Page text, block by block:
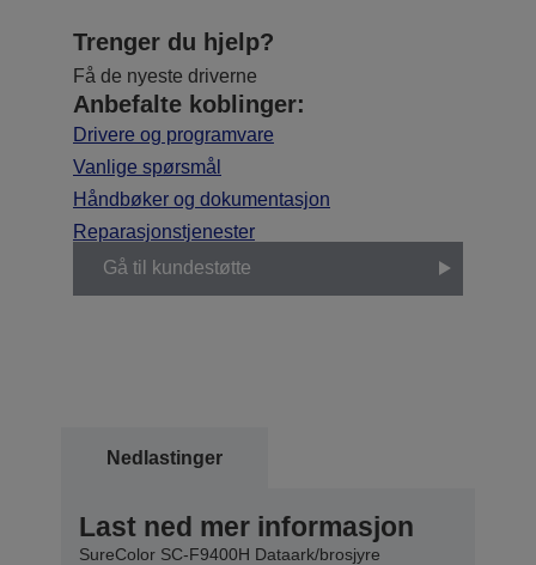
Trenger du hjelp?
Få de nyeste driverne
Anbefalte koblinger:
Drivere og programvare
Vanlige spørsmål
Håndbøker og dokumentasjon
Reparasjonstjenester
Gå til kundestøtte
Nedlastinger
Last ned mer informasjon
SureColor SC-F9400H Dataark/brosjyre